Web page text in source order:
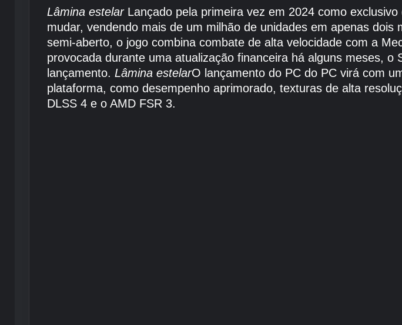
Lâmina estelarLançado pela primeira vez em 2024 como
mudar, vendendo mais de um milhão de unidades em apenas
semi-aberto, o jogo combina combate de alta velocidade com a
provocada durante uma atualização financeira há alguns meses,
lançamento. Lâmina estelarO lançamento do PC do PC virá com
plataforma, como desempenho aprimorado, texturas de alta
DLSS 4 e o AMD FSR 3.